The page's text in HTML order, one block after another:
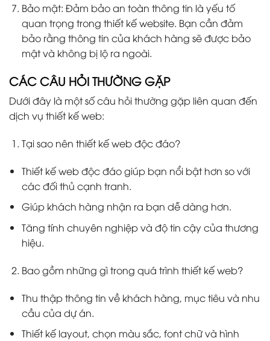
Bảo mật: Đảm bảo an toàn thông tin là yếu tố
quan trọng trong thiết kế website. Bạn cần đảm
bảo rằng thông tin của khách hàng sẽ được bảo
mật và không bị lộ ra ngoài.
CÁC CÂU HỎI THƯỜNG GẶP
Dưới đây là một số câu hỏi thường gặp liên quan đến
dịch vụ thiết kế web:
Tại sao nên thiết kế web độc đáo?
Thiết kế web độc đáo giúp bạn nổi bật hơn so với
các đối thủ cạnh tranh.
Giúp khách hàng nhận ra bạn dễ dàng hơn.
Tăng tính chuyên nghiệp và độ tin cậy của thương
hiệu.
Bao gồm những gì trong quá trình thiết kế web?
Thu thập thông tin về khách hàng, mục tiêu và nhu
cầu của dự án.
Thiết kế layout, chọn màu sắc, font chữ và hình